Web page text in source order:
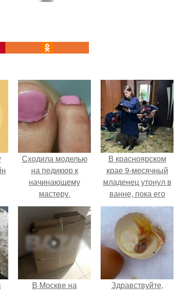
Сходила моделью
на педикюр к
начинающему
мастеру.
В красноярском
крае 9-месячный
младенец утонул в
ванне, пока его
мама слушала
музыку и танцевала
на кухне.
В Москве на Здравствуйте,